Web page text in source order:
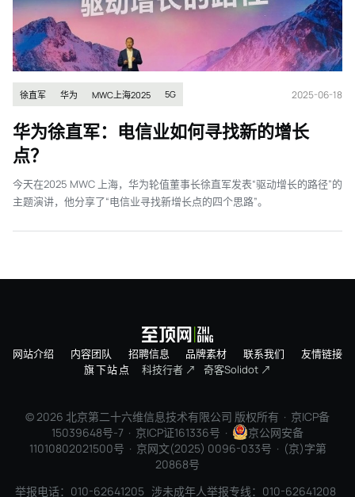
徐直军 华为 MWC上海2025 5G 2025-06-18
华为徐直军：电信业如何寻找新的增长
点？
今天在2025 MWC 上海，华为轮值董事长徐直军发表“驱动增长的路径”的
主题演讲，他分享了“电信业寻找新增长点的四个思路”。
网站介绍 内容团队 招聘信息 品牌素材 联系我们
友情链接
旗下站点
科技行者 ↗ 奇客Solidot ↗
© 2026 北京第二十六维信息技术有限公司 版权所有 · 京ICP备
15039648号-7 · 京ICP证161336号 ·
京公网安备
11010802021500号 · 京网文(2025) 0096-033号 · (京)字第
20868号
举报电话：010-62641205 涉未成年人举报专线：010-62641208